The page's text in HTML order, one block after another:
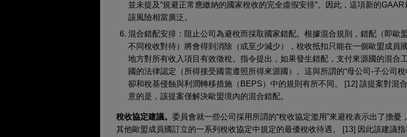
並未提及“規避正常應繳納的國家稅收的完全虛假安排”。因此，這項新的
該風險相當廣泛。
混合錯配安排：阻止公司為避稅而採取國家錯配。根據混合規則，錯配（即歐
不同稅收對待）將會得到消除（或至少減少），稅收抵扣只能在一個歐盟成員
地方對所有收入項目有效徵稅。指令提出，如果發生錯配，支付來源國的混合
國的法律認定（所得接受國需遵照所得來源國）。這與所謂的“母公司-子公司
卻和稅基侵蝕與利潤轉移措施（BEPS）中的規則有所不同。 [12] 該提案對混
意的是，該提案僅解決歐盟境內的混合錯配。
稅收協定建議。 委員會就一些公司採用所謂的“稅收協定濫用”來避稅表示出了擔憂
其他歐盟成員國訂立的一系列稅收協定中規定的最優稅收待遇。 [13] 因此該建議